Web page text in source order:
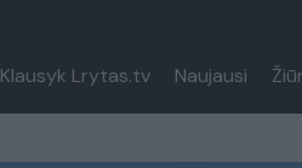
Klausyk Lrytas.tv Naujausi